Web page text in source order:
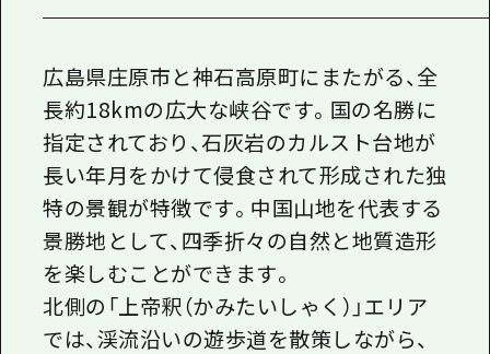
フォトダウンロード
関連リンク
広島県庄原市と神石高原町にまたがる、全
長約18kmの広大な峡谷です。国の名勝に
指定されており、石灰岩のカルスト台地が
長い年月をかけて侵食されて形成された独
特の景観が特徴です。中国山地を代表する
景勝地として、四季折々の自然と地質造形
を楽しむことができます。
北側の「上帝釈（かみたいしゃく）」エリア
では、渓流沿いの遊歩道を散策しながら、